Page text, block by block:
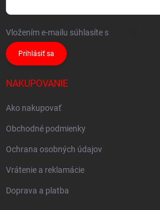
Vložením e-mailu súhlasíte s
Prihlásiť sa
NAKUPOVANIE
Ako nakupovať
Obchodné podmienky
Ochrana osobných údajov
Vrátenie a reklamácie
Doprava a platba